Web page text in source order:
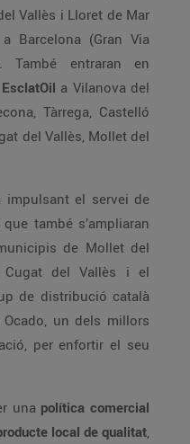
Vallès i Lloret de Mar
a Barcelona (Gran Via
entraran en
a Vilanova del
Tàrrega, Castelló
del Vallès, Mollet del
impulsant el servei de
també s’ampliaran
de Mollet del
Cugat del Vallès i el
de distribució català
un dels millors
per enfortir el seu
una política comercial
local de qualitat,